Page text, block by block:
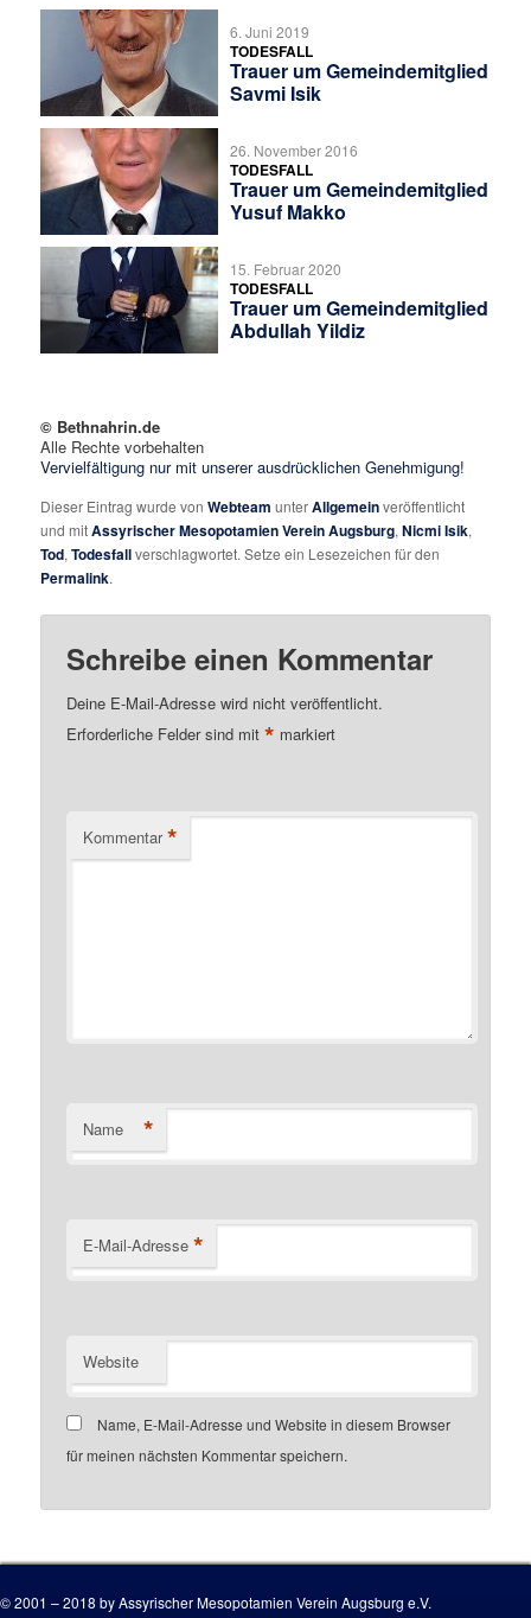
6. Juni 2019
TODESFALL
Trauer um Gemeindemitglied
Savmi Isik
26. November 2016
TODESFALL
Trauer um Gemeindemitglied
Yusuf Makko
15. Februar 2020
TODESFALL
Trauer um Gemeindemitglied
Abdullah Yildiz
© Bethnahrin.de
Alle Rechte vorbehalten
Vervielfältigung nur mit unserer ausdrücklichen Genehmigung!
Dieser Eintrag wurde vonWebteam unterAllgemeinveröffentlicht
und mitAssyrischer Mesopotamien Verein Augsburg,Nicmi Isik,
Tod,Todesfallverschlagwortet. Setze ein Lesezeichen für den
Permalink.
Schreibe einen Kommentar
Deine E-Mail-Adresse wird nicht veröffentlicht.
Erforderliche Felder sind mit* markiert
Kommentar *
Name *
E-Mail-Adresse *
Website
Name, E-Mail-Adresse und Website in diesem Browser
für meinen nächsten Kommentar speichern.
© 2001 – 2018 by Assyrischer Mesopotamien Verein Augsburg e.V.